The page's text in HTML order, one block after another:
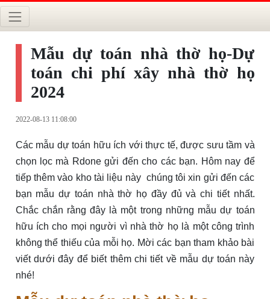
Mẫu dự toán nhà thờ họ-Dự
toán chi phí xây nhà thờ họ
2024
2022-08-13 11:08:00
Các mẫu dự toán hữu ích với thực tế, được sưu tầm và
chọn lọc mà Rdone gửi đến cho các bạn. Hôm nay để
tiếp thêm vào kho tài liệu này chúng tôi xin gửi đến các
bạn mẫu dự toán nhà thờ họ đầy đủ và chi tiết nhất.
Chắc chắn rằng đây là một trong những mẫu dự toán
hữu ích cho mọi người vì nhà thờ họ là một công trình
không thể thiếu của mỗi họ. Mời các bạn tham khảo bài
viết dưới đây để biết thêm chi tiết về mẫu dự toán này
nhé!